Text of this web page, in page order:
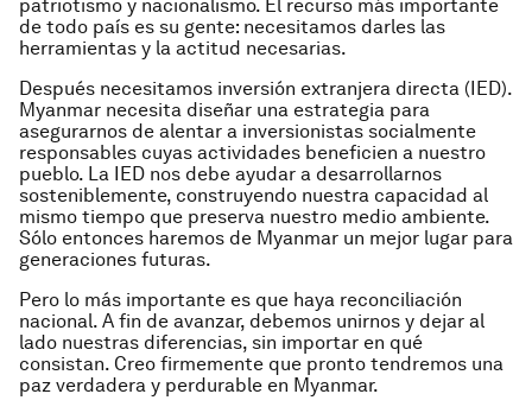
patriotismo y nacionalismo. El recurso más importante
de todo país es su gente: necesitamos darles las
herramientas y la actitud necesarias.
Después necesitamos inversión extranjera directa (IED).
Myanmar necesita diseñar una estrategia para
asegurarnos de alentar a inversionistas socialmente
responsables cuyas actividades beneficien a nuestro
pueblo. La IED nos debe ayudar a desarrollarnos
sosteniblemente, construyendo nuestra capacidad al
mismo tiempo que preserva nuestro medio ambiente.
Sólo entonces haremos de Myanmar un mejor lugar para
generaciones futuras.
Pero lo más importante es que haya reconciliación
nacional. A fin de avanzar, debemos unirnos y dejar al
lado nuestras diferencias, sin importar en qué
consistan. Creo firmemente que pronto tendremos una
paz verdadera y perdurable en Myanmar.